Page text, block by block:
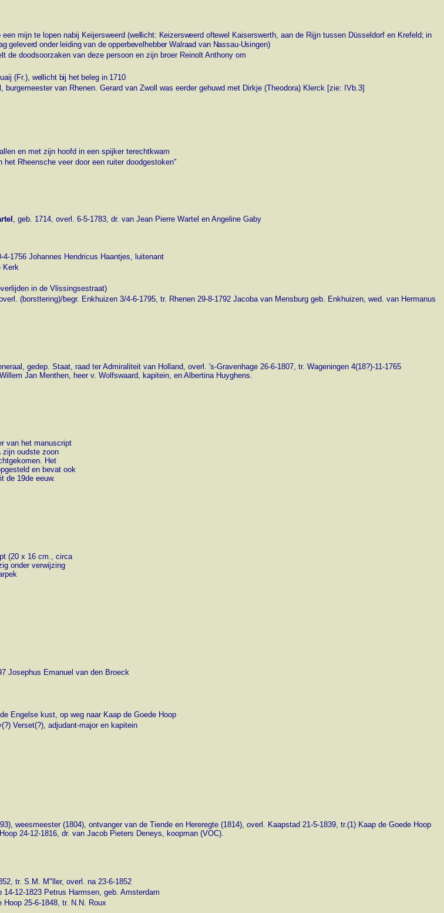
mijn te lopen nabij Keijersweerd (wellicht: Keizersweerd oftewel Kaiserswerth, aan de Rijjn tussen Düsseldorf en Krefeld; in
onder leiding van de opperbevelhebber Walraad van Nassau-Usingen)
doodsoorzaken van deze persoon en zijn broer Reinolt Anthony om
(Fr.), wellicht bij het beleg in 1710
van Rhenen. Gerard van Zwoll was eerder gehuwd met Dirkje (Theodora) Klerck [zie: IVb.3]
en met zijn hoofd in een spijker terechtkwam
Rheensche veer door een ruiter doodgestoken"
, geb. 1714, overl. 6-5-1783, dr. van Jean Pierre Wartel en Angeline Gaby
1756 Johannes Hendricus Haantjes, luitenant
Kerk
in de Vlissingsestraat)
(borsttering)/begr. Enkhuizen 3/4-6-1795, tr. Rhenen 29-8-1792 Jacoba van Mensburg geb. Enkhuizen, wed. van Hermanus
gedep. Staat, raad ter Admiraliteit van Holland, overl. 's-Gravenhage 26-6-1807, tr. Wageningen 4(18?)-11-1765
Jan Menthen, heer v. Wolfswaard, kapitein, en Albertina Huyghens.
van het manuscript
zijn oudste zoon
Het
en bevat ook
de 19de eeuw.
(20 x 16 cm., circa
onder verwijzing
Josephus Emanuel van den Broeck
Engelse kust, op weg naar Kaap de Goede Hoop
Verset(?), adjudant-major en kapitein
weesmeester (1804), ontvanger van de Tiende en Hereregte (1814), overl. Kaapstad 21-5-1839, tr.(1) Kaap de Goede Hoop
24-12-1816, dr. van Jacob Pieters Deneys, koopman (VOC).
tr. S.M. M"ller, overl. na 23-6-1852
12-1823 Petrus Harmsen, geb. Amsterdam
25-6-1848, tr. N.N. Roux